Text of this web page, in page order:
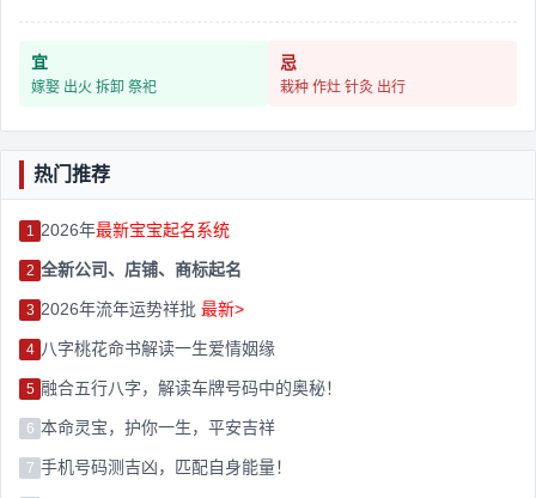
宜
嫁娶 出火 拆卸 祭祀
忌
栽种 作灶 针灸 出行
热门推荐
1 2026年最新宝宝起名系统
2 全新公司、店铺、商标起名
3 2026年流年运势祥批 最新>
4 八字桃花命书解读一生爱情姻缘
5 融合五行八字，解读车牌号码中的奥秘！
6 本命灵宝，护你一生，平安吉祥
7 手机号码测吉凶，匹配自身能量！